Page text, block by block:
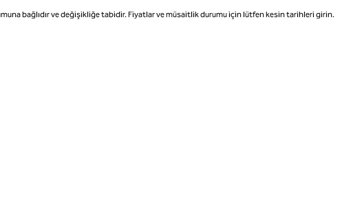
bağlıdır ve değişikliğe tabidir. Fiyatlar ve müsaitlik durumu için lütfen kesin tarihleri girin.